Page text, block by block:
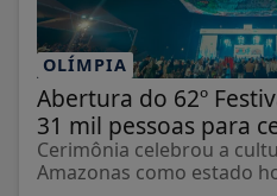
OLÍMPIA
Abertura do 62º
31 mil pessoas para
Cerimônia celebrou a
Amazonas como estado